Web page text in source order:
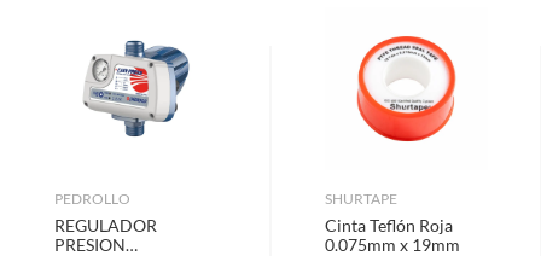
Canerias, Tubos y Fitting
Pegamentos para pisos
Llaves de agua
PEDROLLO
REGULADOR
PRESION
SHURTAPE
Cinta Teflón Roja
0.075mm x 19mm